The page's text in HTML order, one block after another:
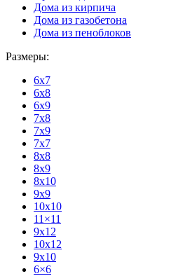
Дома из кирпича
Дома из газобетона
Дома из пеноблоков
Размеры:
6x7
6x8
6x9
7x8
7x9
7x7
8x8
8x9
8x10
9x9
10x10
11×11
9x12
10x12
9x10
6×6